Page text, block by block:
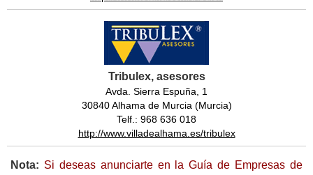
Tribulex, asesores
Avda. Sierra Espuña, 1
30840 Alhama de Murcia (Murcia)
Telf.: 968 636 018
http://www.villadealhama.es/tribulex
Nota: Si deseas anunciarte en la Guía de Empresas de